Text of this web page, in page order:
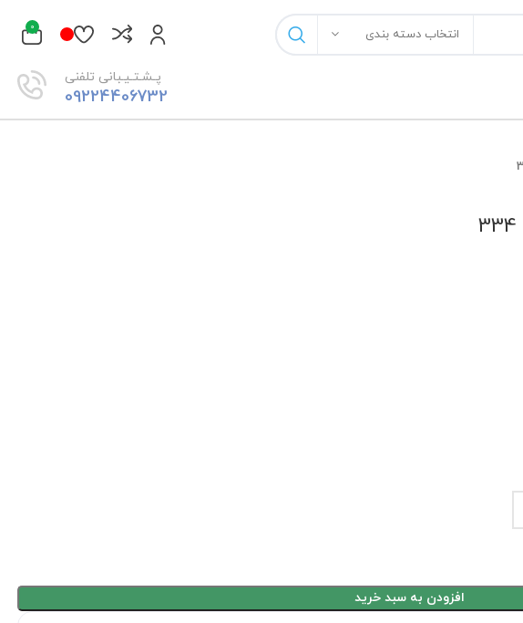
انتخاب دسته بندی 0
پـشـتـیـبانی تلفنی
09224406732
افزودن به سبد خرید